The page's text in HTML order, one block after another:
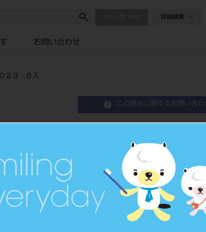
詳細検索
お問い合わせ
２３ ６入
この商品に関するお問い合わ
歯科技工用スチール切削器具
品目コード 206220010